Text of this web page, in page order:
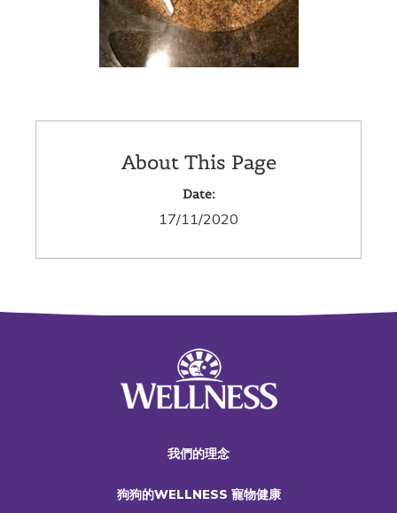
About This Page
Date:
17/11/2020
我們的理念
狗狗的WELLNESS 寵物健康